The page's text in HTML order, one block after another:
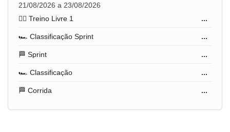
21/08/2026 a 23/08/2026
🏋️‍♂️ Treino Livre 1
...
🏎️ Classificação Sprint ...
🏁 Sprint ...
🏎️ Classificação ...
🏁 Corrida ...